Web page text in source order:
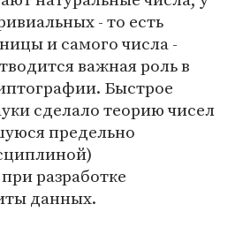
- то есть
и самого числа -
важная роль в
Быстрое
сделало теорию чисел
предельно
разработке
данных.